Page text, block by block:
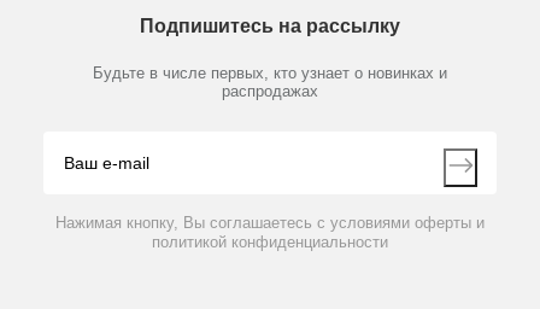
Производители
Мобильное приложение
Партнеры
Контакты
Подпишитесь на рассылку
Будьте в числе первых, кто узнает о новинках и
распродажах
Нажимая кнопку, Вы соглашаетесь с условиями оферты и
политикой конфиденциальности